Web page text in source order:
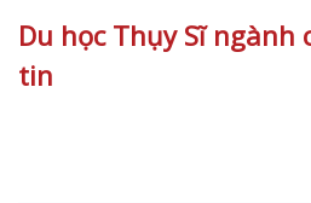
Du học Thụy Sĩ
tin